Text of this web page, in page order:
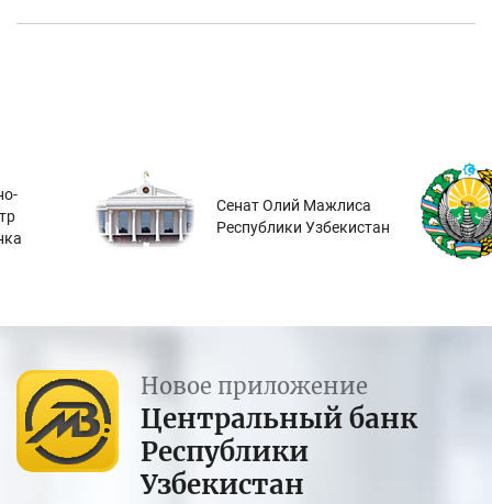
Сенат Олий Мажлиса
Республики Узбекистан
Новое приложение
Центральный банк
Республики
Узбекистан